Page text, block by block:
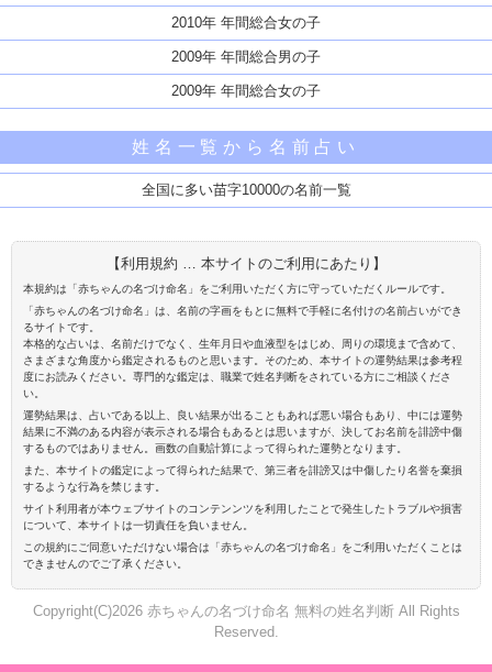
2010年 年間総合女の子
2009年 年間総合男の子
2009年 年間総合女の子
姓名一覧から名前占い
全国に多い苗字10000の名前一覧
【利用規約 … 本サイトのご利用にあたり】
本規約は「赤ちゃんの名づけ命名」をご利用いただく方に守っていただくルールです。
「赤ちゃんの名づけ命名」は、名前の字画をもとに無料で手軽に名付けの名前占いができ
るサイトです。
本格的な占いは、名前だけでなく、生年月日や血液型をはじめ、周りの環境まで含めて、
さまざまな角度から鑑定されるものと思います。そのため、本サイトの運勢結果は参考程
度にお読みください。専門的な鑑定は、職業で姓名判断をされている方にご相談くださ
い。
運勢結果は、占いである以上、良い結果が出ることもあれば悪い場合もあり、中には運勢
結果に不満のある内容が表示される場合もあるとは思いますが、決してお名前を誹謗中傷
するものではありません。画数の自動計算によって得られた運勢となります。
また、本サイトの鑑定によって得られた結果で、第三者を誹謗又は中傷したり名誉を棄損
するような行為を禁じます。
サイト利用者が本ウェブサイトのコンテンンツを利用したことで発生したトラブルや損害
について、本サイトは一切責任を負いません。
この規約にご同意いただけない場合は「赤ちゃんの名づけ命名」をご利用いただくことは
できませんのでご了承ください。
Copyright(C)2026 赤ちゃんの名づけ命名 無料の姓名判断 All Rights
Reserved.